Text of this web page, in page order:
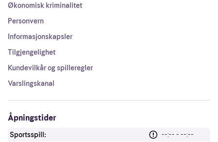
Økonomisk kriminalitet
Personvern
Informasjonskapsler
Tilgjengelighet
Kundevilkår og spilleregler
Varslingskanal
Åpningstider
Sportsspill: --:-- - --:--